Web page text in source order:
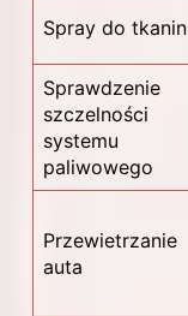
Spray do tkanin
Sprawdzenie
szczelności
systemu
paliwowego
Przewietrzanie
auta